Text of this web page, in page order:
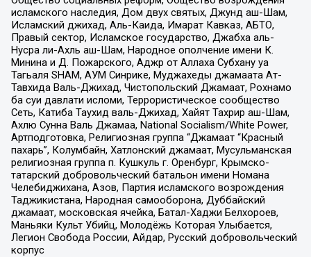
исламского наследия, Дом двух святых, Джунд аш-Шам,
Исламский джихад, Аль-Каида, Имарат Кавказ, АБТО,
Правый сектор, Исламское государство, Джабха аль-
Нусра ли-Ахль аш-Шам, Народное ополчение имени К.
Минина и Д. Пожарского, Аджр от Аллаха Субхану уа
Тагьаля SHAM, АУМ Синрике, Муджахеды джамаата Ат-
Тавхида Валь-Джихад, Чистопольский Джамаат, Рохнамо
ба суи давлати исломи, Террористическое сообщество
Сеть, Катиба Таухид валь-Джихад, Хайят Тахрир аш-Шам,
Ахлю Сунна Валь Джамаа, National Socialism/White Power,
Артподготовка, Религиозная группа “Джамаат “Красный
пахарь”, Колумбайн, Хатлонский джамаат, Мусульманская
религиозная группа п. Кушкуль г. Оренбург, Крымско-
татарский добровольческий батальон имени Номана
Челебиджихана, Азов, Партия исламского возрождения
Таджикистана, Народная самооборона, Дуббайский
джамаат, московская ячейка, Батал-Хаджи Белхороев,
Маньяки Культ Убийц, Молодёжь Которая Улыбается,
Легион Свобода России, Айдар, Русский добровольческий
корпус